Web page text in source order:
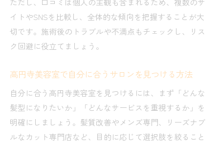
イトやSNSを比較し、全体的な傾向を把握することが大
切です。施術後のトラブルや不満点もチェックし、リス
ク回避に役立てましょう。
高円寺美容室で自分に合うサロンを見つける方法
自分に合う高円寺美容室を見つけるには、まず「どんな
髪型になりたいか」「どんなサービスを重視するか」を
明確にしましょう。髪質改善やメンズ専門、リーズナブ
ルなカット専門店など、目的に応じて選択肢を絞ること